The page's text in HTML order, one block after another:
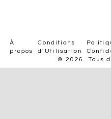
À
propos
Conditions
d’Utilisation
© 2026. Tous